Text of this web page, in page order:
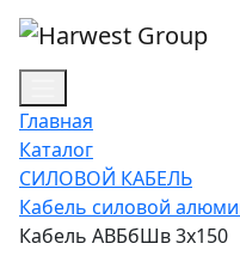
Главная
Каталог
СИЛОВОЙ КАБЕЛЬ
Кабель силовой
Кабель АВБбШв 3х150